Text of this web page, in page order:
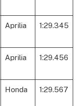
Aprilia 1:29.345
Aprilia 1:29.456
Honda 1:29.567